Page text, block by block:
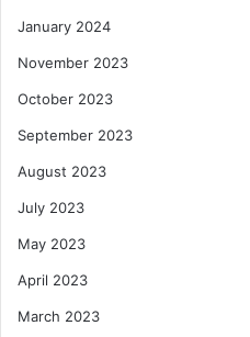
January 2024
November 2023
October 2023
September 2023
August 2023
July 2023
May 2023
April 2023
March 2023